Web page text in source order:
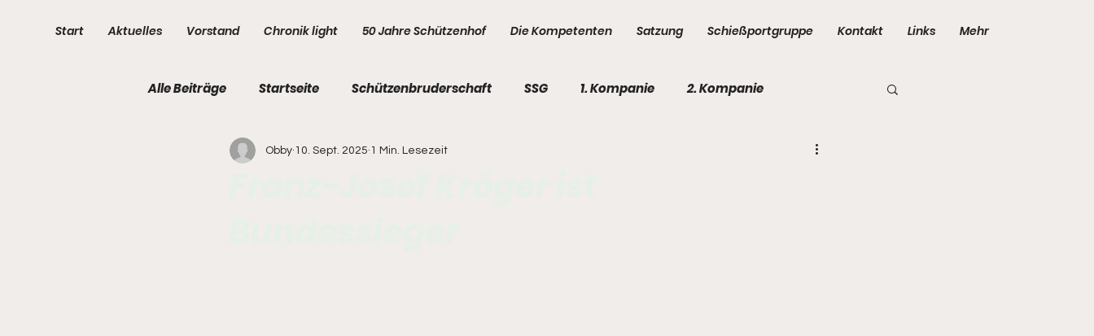
Start Aktuelles Vorstand Chronik light 50 Jahre Schützenhof Die Kompetenten Satzung Schießportgruppe Kontakt Links Mehr
Alle Beiträge Startseite Schützenbruderschaft SSG 1. Kompanie 2. Kompanie
3. Kompanie 4. Kompanie 5. Kompanie
Obby 10. Sept. 2025 1 Min. Lesezeit